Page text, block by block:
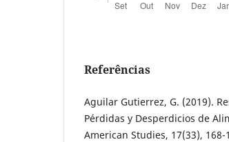
Referências
Aguilar Gutierrez, G. (2019).
Pérdidas y Desperdicios de
American Studies, 17(33), 168-